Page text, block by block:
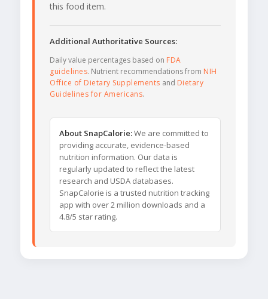
this food item.
Additional Authoritative Sources:
Daily value percentages based on FDA
guidelines. Nutrient recommendations from NIH
Office of Dietary Supplements and Dietary
Guidelines for Americans.
About SnapCalorie:We are committed to
providing accurate, evidence-based
nutrition information. Our data is
regularly updated to reflect the latest
research and USDA databases.
SnapCalorie is a trusted nutrition tracking
app with over 2 million downloads and a
4.8/5 star rating.